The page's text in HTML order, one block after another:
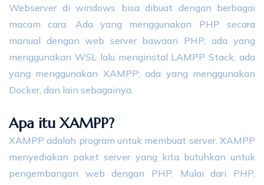
Webserver di windows bisa dibuat dengan berbagai
macam cara. Ada yang menggunakan PHP secara
manual dengan web server bawaan PHP; ada yang
menggunakan WSL lalu menginstal LAMPP Stack; ada
yang menggunakan XAMPP; ada yang menggunakan
Docker, dan lain sebagainya.
Apa itu XAMPP?
XAMPP adalah program untuk membuat server. XAMPP
menyediakan paket server yang kita butuhkan untuk
pengembangan web dengan PHP. Mulai dari PHP,